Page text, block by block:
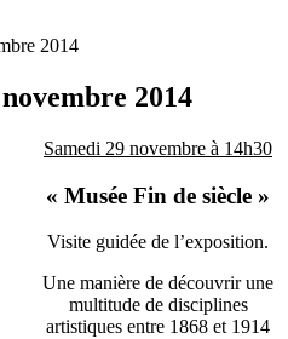
2014
2014
Samedi 29 novembre à 14h30
« Musée Fin de siècle »
Visite guidée de l’exposition.
Une manière de découvrir une
multitude de disciplines
artistiques entre 1868 et 1914